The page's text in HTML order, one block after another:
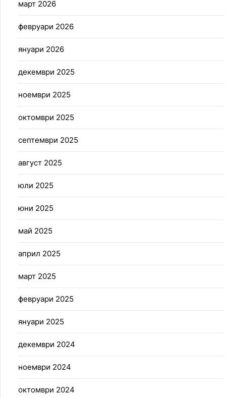
март 2026
февруари 2026
януари 2026
декември 2025
ноември 2025
октомври 2025
септември 2025
август 2025
юли 2025
юни 2025
май 2025
април 2025
март 2025
февруари 2025
януари 2025
декември 2024
ноември 2024
октомври 2024